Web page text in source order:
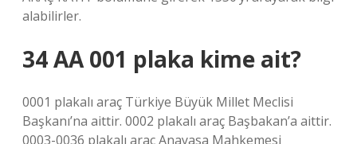
alabilirler.
34 AA 001 plaka kime ait?
0001 plakalı araç Türkiye Büyük Millet Meclisi
Başkanı’na aittir. 0002 plakalı araç Başbakan’a aittir.
0003-0036 plakalı araç Anayasa Mahkemesi